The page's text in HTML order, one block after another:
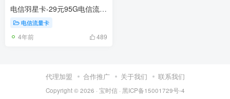
电信羽星卡-29元95G电信流量卡推荐
电信流量卡
4年前 489
代理加盟 合作推广 关于我们 联系我们
Copyright © 2026 · 宝时信· 黑ICP备15001729号-4